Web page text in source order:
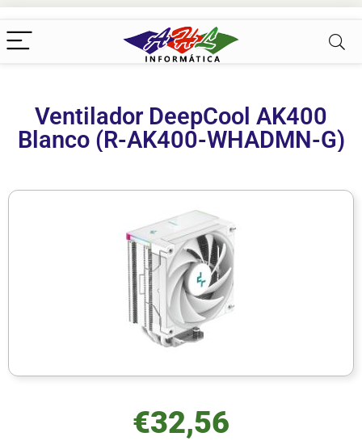
Ventilador DeepCool AK400
Blanco (R-AK400-WHADMN-G)
€32,56